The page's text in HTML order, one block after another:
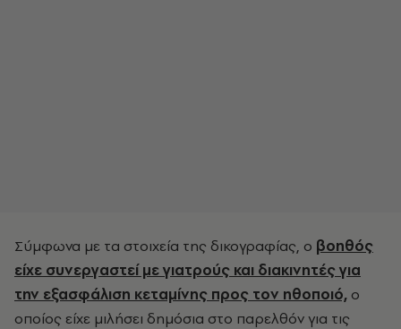
Σύμφωνα με τα στοιχεία της δικογραφίας, ο βοηθός
είχε συνεργαστεί με γιατρούς και διακινητές για
την εξασφάλιση κεταμίνης προς τον ηθοποιό, ο
οποίος είχε μιλήσει δημόσια στο παρελθόν για τις